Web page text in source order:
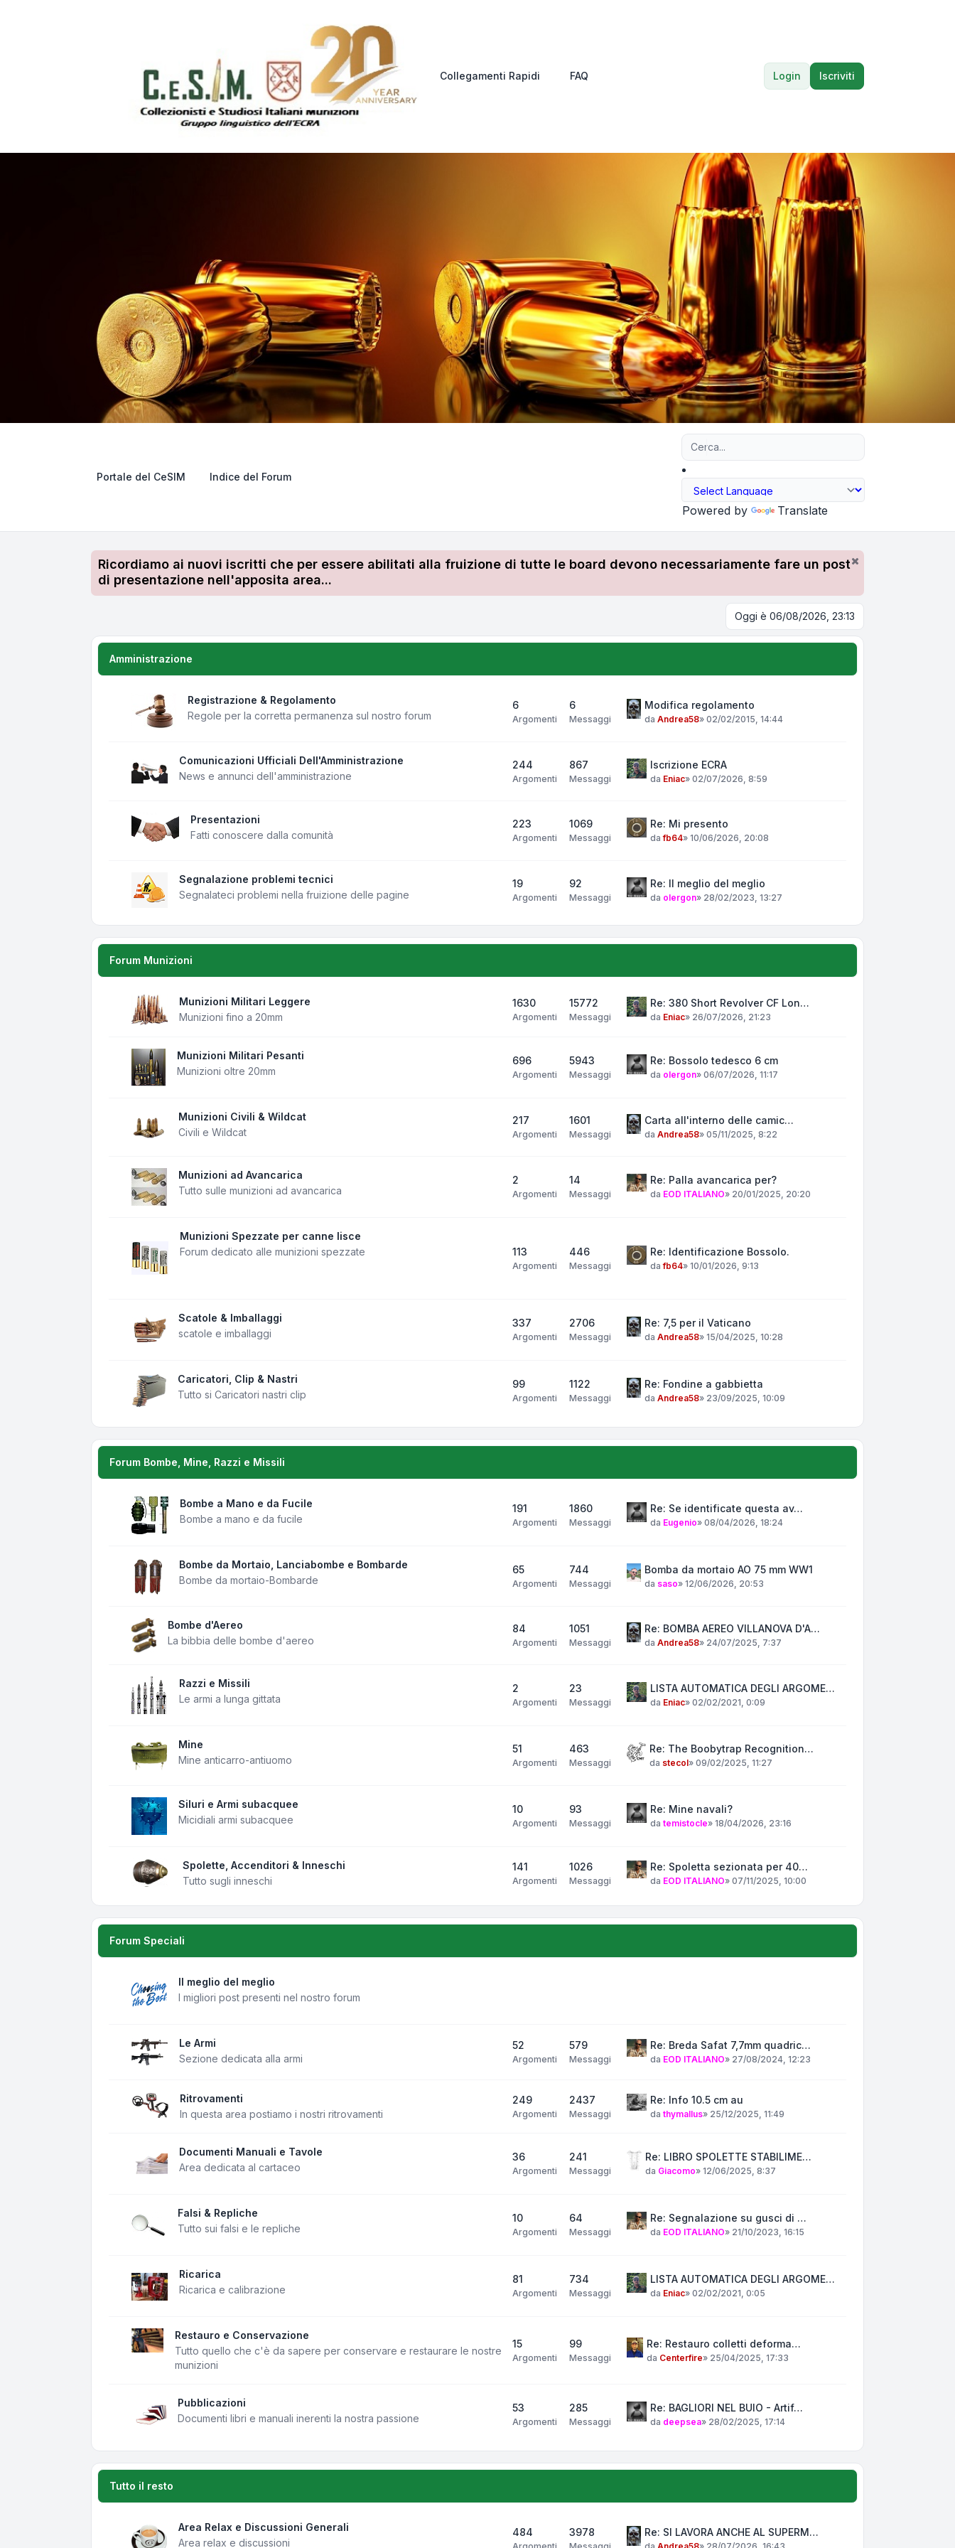
Collegamenti Rapidi FAQ Login Iscriviti
Portale del CeSIM Indice del Forum
Powered by Translate
Ricordiamo ai nuovi iscritti che per essere abilitati alla fruizione di tutte le board devono necessariamente fare un post
di presentazione nell'apposita area...
Oggi è 06/08/2026, 23:13
Amministrazione
Registrazione & Regolamento
Regole per la corretta permanenza sul nostro forum
6
Argomenti
6
Messaggi
Modifica regolamento
da Andrea58» 02/02/2015, 14:44
Comunicazioni Ufficiali Dell'Amministrazione
News e annunci dell'amministrazione
244
Argomenti
867
Messaggi
Iscrizione ECRA
da Eniac» 02/07/2026, 8:59
Presentazioni
Fatti conoscere dalla comunità
223
Argomenti
1069
Messaggi
Re: Mi presento
dafb64» 10/06/2026, 20:08
Segnalazione problemi tecnici
Segnalateci problemi nella fruizione delle pagine
19
Argomenti
92
Messaggi
Re: Il meglio del meglio
da olergon» 28/02/2023, 13:27
Forum Munizioni
Munizioni Militari Leggere
Munizioni fino a 20mm
1630
Argomenti
15772
Messaggi
Re: 380 Short Revolver CF Lon…
da Eniac» 26/07/2026, 21:23
Munizioni Militari Pesanti
Munizioni oltre 20mm
696
Argomenti
5943
Messaggi
Re: Bossolo tedesco 6 cm
da olergon» 06/07/2026, 11:17
Munizioni Civili & Wildcat
Civili e Wildcat
217
Argomenti
1601
Messaggi
Carta all'interno delle camic…
da Andrea58» 05/11/2025, 8:22
Munizioni ad Avancarica
Tutto sulle munizioni ad avancarica
2
Argomenti
14
Messaggi
Re: Palla avancarica per?
da EOD ITALIANO» 20/01/2025, 20:20
Munizioni Spezzate per canne lisce
Forum dedicato alle munizioni spezzate
113
Argomenti
446
Messaggi
Re: Identificazione Bossolo.
dafb64» 10/01/2026, 9:13
Scatole & Imballaggi
scatole e imballaggi
337
Argomenti
2706
Messaggi
Re: 7,5 per il Vaticano
da Andrea58» 15/04/2025, 10:28
Caricatori, Clip & Nastri
Tutto si Caricatori nastri clip
99
Argomenti
1122
Messaggi
Re: Fondine a gabbietta
da Andrea58» 23/09/2025, 10:09
Forum Bombe, Mine, Razzi e Missili
Bombe a Mano e da Fucile
Bombe a mano e da fucile
191
Argomenti
1860
Messaggi
Re: Se identificate questa av…
da Eugenio» 08/04/2026, 18:24
Bombe da Mortaio, Lanciabombe e Bombarde
Bombe da mortaio-Bombarde
65
Argomenti
744
Messaggi
Bomba da mortaio AO 75 mm WW1
da saso» 12/06/2026, 20:53
Bombe d'Aereo
La bibbia delle bombe d'aereo
84
Argomenti
1051
Messaggi
Re: BOMBA AEREO VILLANOVA D'A…
da Andrea58» 24/07/2025, 7:37
Razzi e Missili
Le armi a lunga gittata
2
Argomenti
23
Messaggi
LISTA AUTOMATICA DEGLI ARGOME…
da Eniac» 02/02/2021, 0:09
Mine
Mine anticarro-antiuomo
51
Argomenti
463
Messaggi
Re: The Boobytrap Recognition…
da stecol» 09/02/2025, 11:27
Siluri e Armi subacquee
Micidiali armi subacquee
10
Argomenti
93
Messaggi
Re: Mine navali?
da temistocle» 18/04/2026, 23:16
Spolette, Accenditori & Inneschi
Tutto sugli inneschi
141
Argomenti
1026
Messaggi
Re: Spoletta sezionata per 40…
da EOD ITALIANO» 07/11/2025, 10:00
Forum Speciali
Il meglio del meglio
I migliori post presenti nel nostro forum
Le Armi
Sezione dedicata alla armi
52
Argomenti
579
Messaggi
Re: Breda Safat 7,7mm quadric…
da EOD ITALIANO» 27/08/2024, 12:23
Ritrovamenti
In questa area postiamo i nostri ritrovamenti
249
Argomenti
2437
Messaggi
Re: Info 10.5 cm au
da thymallus» 25/12/2025, 11:49
Documenti Manuali e Tavole
Area dedicata al cartaceo
36
Argomenti
241
Messaggi
Re: LIBRO SPOLETTE STABILIME…
da Giacomo» 12/06/2025, 8:37
Falsi & Repliche
Tutto sui falsi e le repliche
10
Argomenti
64
Messaggi
Re: Segnalazione su gusci di …
da EOD ITALIANO» 21/10/2023, 16:15
Ricarica
Ricarica e calibrazione
81
Argomenti
734
Messaggi
LISTA AUTOMATICA DEGLI ARGOME…
da Eniac» 02/02/2021, 0:05
Restauro e Conservazione
Tutto quello che c'è da sapere per conservare e restaurare le nostre
munizioni
15
Argomenti
99
Messaggi
Re: Restauro colletti deforma…
da Centerfire» 25/04/2025, 17:33
Pubblicazioni
Documenti libri e manuali inerenti la nostra passione
53
Argomenti
285
Messaggi
Re: BAGLIORI NEL BUIO - Artif…
da deepsea» 28/02/2025, 17:14
Tutto il resto
Area Relax e Discussioni Generali
Area relax e discussioni
484 3978 Re: SI LAVORA ANCHE AL SUPERM…